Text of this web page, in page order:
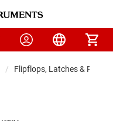
Flipflops, Latches &